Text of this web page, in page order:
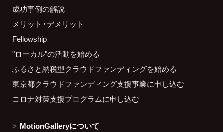
成功事例の解説
メリット・デメリット
Fellowship
"ローカル"の活動を始める
ふるさと納税型クラウドファンディングを始める
東京都クラウドファンディング支援事業に申し込む
コロナ対策支援プログラムに申し込む
MotionGalleryについて